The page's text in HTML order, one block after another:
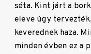
séta. Kint járt a
eleve úgy
keverednek haza.
minden évben ez a